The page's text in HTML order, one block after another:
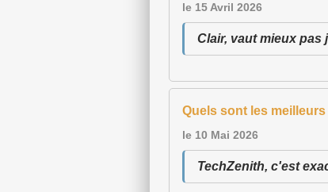
le 15 Avril 2026
Clair, vaut mieux pas
Quels sont les
le 10 Mai 2026
TechZenith, c'est